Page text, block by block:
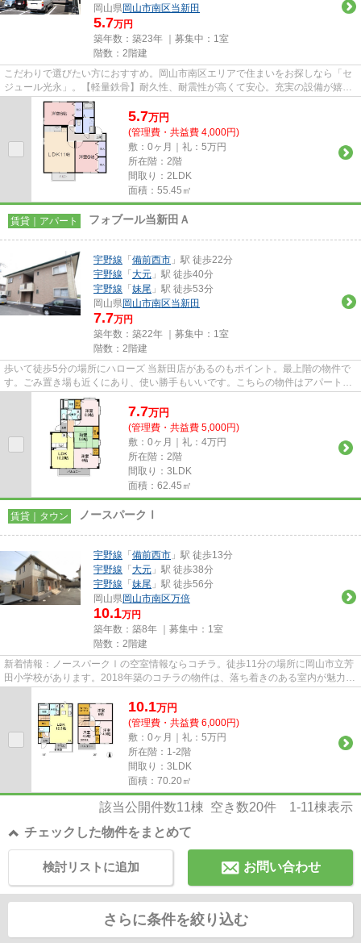
岡山県岡山市南区当新田
5.7万円
築年数：築23年 ｜募集中： 1室
階数：2階建
こだわりで選びたい方におすすめ。岡山市南区エリアで住まいをお探しなら「セ
ジュール光永」。【軽量鉄骨】耐久性、耐震性が高くて安心。充実の設備が嬉し
い、駅へも徒歩14分の環境に...
5.7万円
(管理費・共益費 4,000円)
敷：0ヶ月｜礼：5万円
所在階：2階
間取り：2LDK
面積：55.45㎡
賃貸｜アパート フォブール当新田Ａ
宇野線 「 備前西市 」駅 徒歩22分
宇野線 「 大元 」駅 徒歩40分
宇野線 「 妹尾 」駅 徒歩53分
岡山県岡山市南区当新田
7.7万円
築年数：築22年 ｜募集中： 1室
階数：2階建
歩いて徒歩5分の場所にハローズ 当新田店があるのもポイント。最上階の物件で
す。ごみ置き場も近くにあり、使い勝手もいいです。こちらの物件はアパートで
す。できるだけ早めに不動産...
7.7万円
(管理費・共益費 5,000円)
敷：0ヶ月｜礼：4万円
所在階：2階
間取り：3LDK
面積：62.45㎡
賃貸｜タウン ノースパークⅠ
宇野線 「 備前西市 」駅 徒歩13分
宇野線 「 大元 」駅 徒歩38分
宇野線 「 妹尾 」駅 徒歩56分
岡山県岡山市南区万倍
10.1万円
築年数：築8年 ｜募集中： 1室
階数：2階建
新着情報：ノースパークⅠの空室情報ならコチラ。徒歩11分の場所に岡山市立芳
田小学校があります。2018年築のコチラの物件は、落ち着きのある室内が魅力的
10.1万円
(管理費・共益費 6,000円)
敷：0ヶ月｜礼：5万円
所在階：1-2階
間取り：3LDK
面積：70.20㎡
該当公開件数11棟 空き数20件 1-11棟表示
チェックした物件をまとめて
お問い合わせ
検討リストに追加
さらに条件を絞り込む